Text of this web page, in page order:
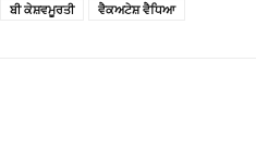
ਬੀ ਕੇਸ਼ਵਮੂਰਤੀ ਵੈਕਅਟੇਸ਼ ਵੈਧਿਆ